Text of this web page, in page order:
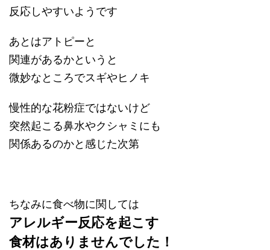
反応しやすいようです
あとはアトピーと
関連があるかというと
微妙なところでスギやヒノキ
慢性的な花粉症ではないけど
突然起こる鼻水やクシャミにも
関係あるのかと感じた次第
ちなみに食べ物に関しては
アレルギー反応を起こす
食材はありませんでした！